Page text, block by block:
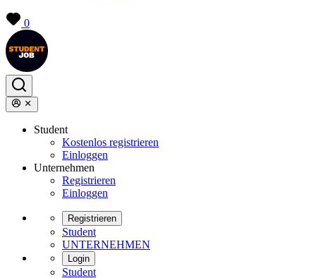
0
Student
Kostenlos registrieren
Einloggen
Unternehmen
Registrieren
Einloggen
Registrieren
Student
UNTERNEHMEN
Login
Student